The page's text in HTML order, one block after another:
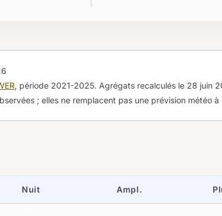
, période 2021-2025. Agrégats recalculés le 28 juin
; elles ne remplacent pas une prévision météo à
Nuit Ampl.